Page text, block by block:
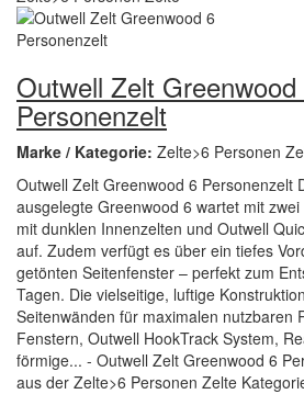
Outwell Zelt Greenwood
Personenzelt
Marke / Kategorie: Zelte>6 Personen
Outwell Zelt Greenwood 6 Personenzelt
ausgelegte Greenwood 6 wartet mit
mit dunklen Innenzelten und Outwell
auf. Zudem verfügt es über ein tiefes
getönten Seitenfenster – perfekt zum
Tagen. Die vielseitige, luftige
Seitenwänden für maximalen nutzbaren
Fenstern, Outwell HookTrack System,
förmige... - Outwell Zelt Greenwood 6
aus der Zelte>6 Personen Zelte